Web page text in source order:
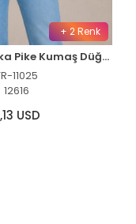
4,36 USD